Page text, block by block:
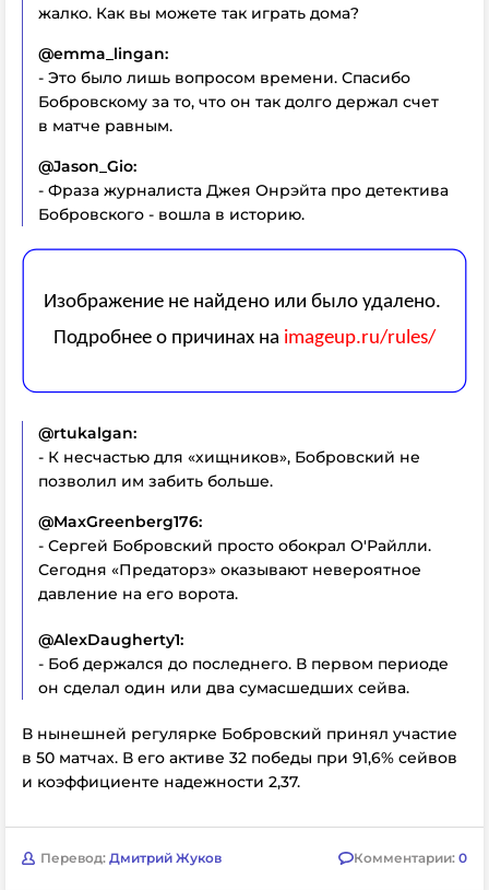
жалко. Как вы можете так играть дома?
@emma_lingan:
- Это было лишь вопросом времени. Спасибо
Бобровскому за то, что он так долго держал счет
в матче равным.
@Jason_Gio:
- Фраза журналиста Джея Онрэйта про детектива
Бобровского - вошла в историю.
@rtukalgan:
- К несчастью для «хищников», Бобровский не
позволил им забить больше.
@MaxGreenberg176:
- Сергей Бобровский просто обокрал О′Райлли.
Сегодня «Предаторз» оказывают невероятное
давление на его ворота.
@AlexDaugherty1:
- Боб держался до последнего. В первом периоде
он сделал один или два сумасшедших сейва.
В нынешней регулярке Бобровский принял участие
в 50 матчах. В его активе 32 победы при 91,6% сейвов
и коэффициенте надежности 2,37.
Перевод: Дмитрий Жуков Комментарии: 0